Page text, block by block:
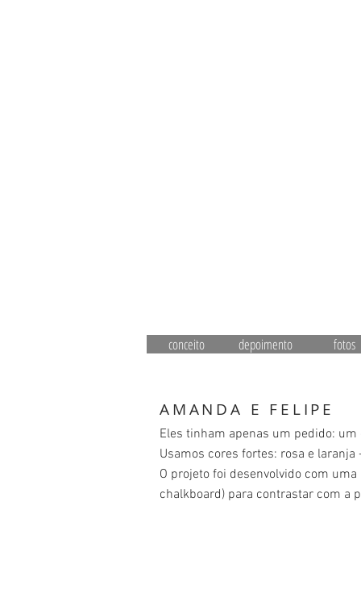
conceito depoimento fotos
AMANDA E FELIPE
Eles tinham apenas um pedido:
Usamos cores fortes: rosa e laranja
O projeto foi desenvolvido com
chalkboard) para contrastar com a